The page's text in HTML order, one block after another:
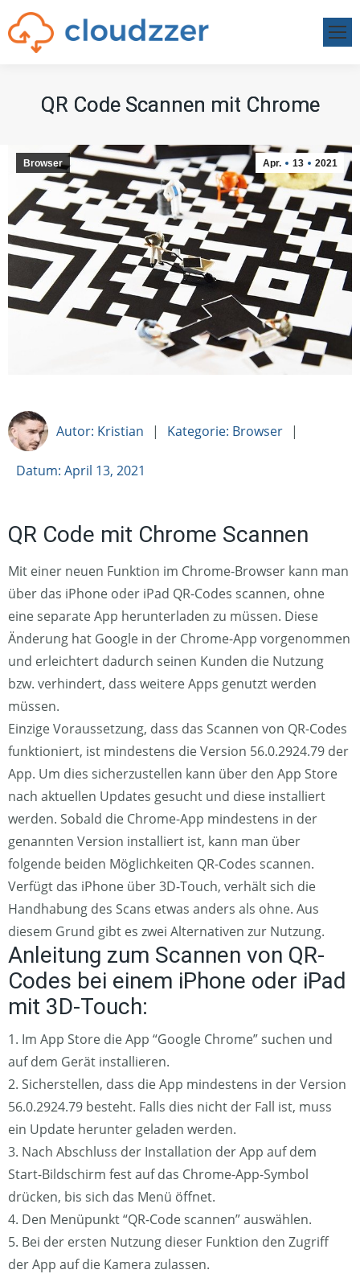
QR Code Scannen mit Chrome
QR Code Scannen mit Chrome
Apr. 13 2021
Browser
Autor: Kristian | Kategorie: Browser |
Datum: April 13, 2021
QR Code mit Chrome Scannen
Mit einer neuen Funktion im Chrome-Browser kann man
über das iPhone oder iPad QR-Codes scannen, ohne
eine separate App herunterladen zu müssen. Diese
Änderung hat Google in der Chrome-App vorgenommen
und erleichtert dadurch seinen Kunden die Nutzung
bzw. verhindert, dass weitere Apps genutzt werden
müssen.
Einzige Voraussetzung, dass das Scannen von QR-Codes
funktioniert, ist mindestens die Version 56.0.2924.79 der
App. Um dies sicherzustellen kann über den App Store
nach aktuellen Updates gesucht und diese installiert
werden. Sobald die Chrome-App mindestens in der
genannten Version installiert ist, kann man über
folgende beiden Möglichkeiten QR-Codes scannen.
Verfügt das iPhone über 3D-Touch, verhält sich die
Handhabung des Scans etwas anders als ohne. Aus
diesem Grund gibt es zwei Alternativen zur Nutzung.
Anleitung zum Scannen von QR-
Codes bei einem iPhone oder iPad
mit 3D-Touch:
1. Im App Store die App “Google Chrome” suchen und
auf dem Gerät installieren.
2. Sicherstellen, dass die App mindestens in der Version
56.0.2924.79 besteht. Falls dies nicht der Fall ist, muss
ein Update herunter geladen werden.
3. Nach Abschluss der Installation der App auf dem
Start-Bildschirm fest auf das Chrome-App-Symbol
drücken, bis sich das Menü öffnet.
4. Den Menüpunkt “QR-Code scannen” auswählen.
5. Bei der ersten Nutzung dieser Funktion den Zugriff
der App auf die Kamera zulassen.